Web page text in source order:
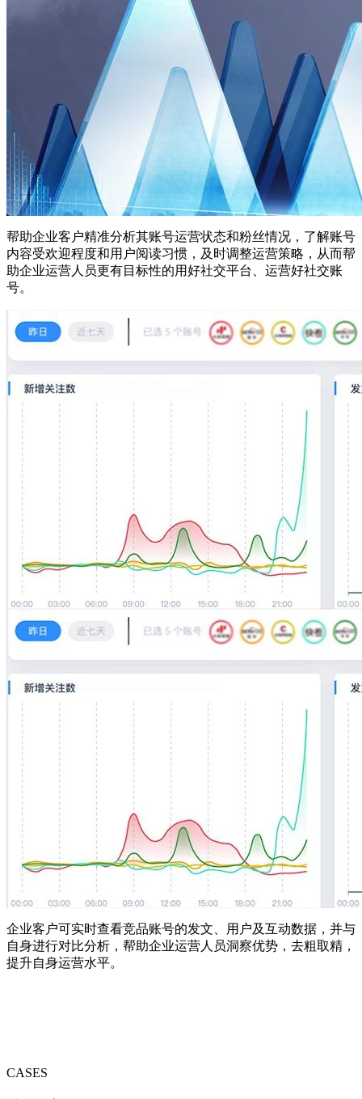
帮助企业客户精准分析其账号运营状态和粉丝情况，了解账号
内容受欢迎程度和用户阅读习惯，及时调整运营策略，从而帮
助企业运营人员更有目标性的用好社交平台、运营好社交账
号。
企业客户可实时查看竞品账号的发文、用户及互动数据，并与
自身进行对比分析，帮助企业运营人员洞察优势，去粗取精，
提升自身运营水平。
CASES